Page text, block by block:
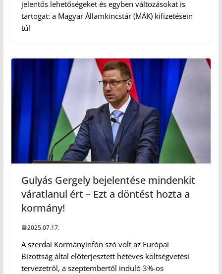
jelentős lehetőségeket és egyben változásokat is
tartogat: a Magyar Államkincstár (MÁK) kifizetésein
túl
Gulyás Gergely bejelentése mindenkit
váratlanul ért – Ezt a döntést hozta a
kormány!
2025.07.17.
A szerdai Kormányinfón szó volt az Európai
Bizottság által előterjesztett hétéves költségvetési
tervezetről, a szeptembertől induló 3%-os